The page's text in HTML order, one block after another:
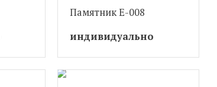
Памятник Е-008
индивидуально